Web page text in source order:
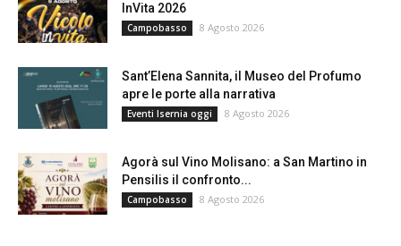
InVita 2026
Campobasso 8 Agosto 2026
Sant’Elena Sannita, il Museo del Profumo
apre le porte alla narrativa
Eventi Isernia oggi 8 Agosto 2026
Agorà sul Vino Molisano: a San Martino in
Pensilis il confronto...
Campobasso 8 Agosto 2026